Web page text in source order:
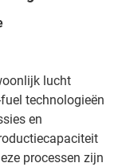
lucht
technologieën
en
processen zijn